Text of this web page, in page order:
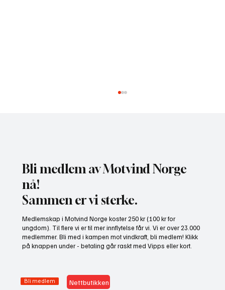
presse fram mer vindkraft
Bli medlem av Motvind Norge
nå!
Sammen er vi sterke.
Medlemskap i Motvind Norge koster 250 kr (100 kr for
ungdom). Til flere vi er til mer innflytelse får vi. Vi er over 23.000
medlemmer. Bli med i kampen mot vindkraft, bli medlem! Klikk
på knappen under - betaling går raskt med Vipps eller kort.
Bli medlem Nettbutikken